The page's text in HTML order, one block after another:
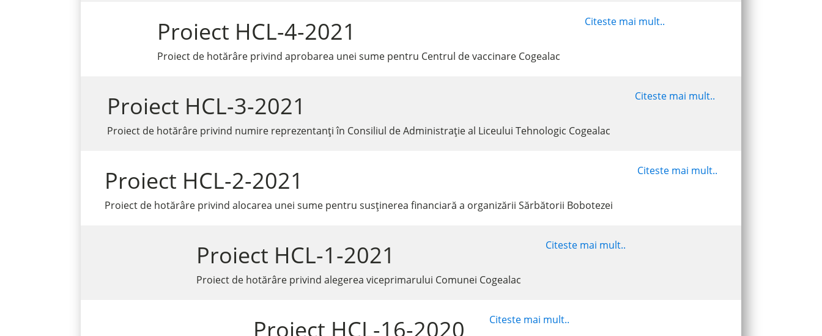
Proiect HCL-4-2021
Proiect de hotărâre privind aprobarea unei sume pentru Centrul de vaccinare Cogealac
Citeste mai mult..
Proiect HCL-3-2021
Proiect de hotărâre privind numire reprezentanți în Consiliul de Administrație al Liceului Tehnologic Cogealac
Citeste mai mult..
Proiect HCL-2-2021
Proiect de hotărâre privind alocarea unei sume pentru susținerea financiară a organizării Sărbătorii Bobotezei
Citeste mai mult..
Proiect HCL-1-2021
Proiect de hotărâre privind alegerea viceprimarului Comunei Cogealac
Citeste mai mult..
Proiect HCL-16-2020 Citeste mai mult..